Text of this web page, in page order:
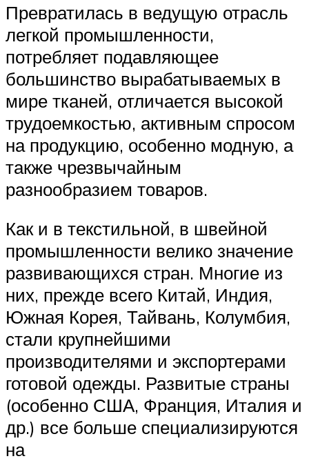
Превратилась в ведущую отрасль
легкой промышленности,
потребляет подавляющее
большинство вырабатываемых в
мире тканей, отличается высокой
трудоемкостью, активным спросом
на продукцию, особенно модную, а
также чрезвычайным
разнообразием товаров.
Как и в текстильной, в швейной
промышленности велико значение
развивающихся стран. Многие из
них, прежде всего Китай, Индия,
Южная Корея, Тайвань, Колумбия,
стали крупнейшими
производителями и экспортерами
готовой одежды. Развитые страны
(особенно США, Франция, Италия и
др.) все больше специализируются
на